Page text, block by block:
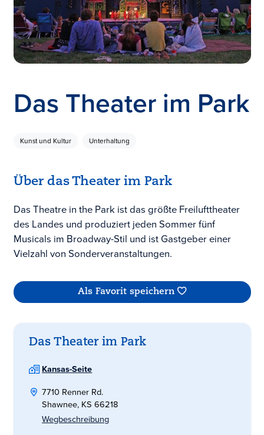
Das Theater im Park
Kunst und Kultur Unterhaltung
Über das Theater im Park
Das Theatre in the Park ist das größte Freilufttheater
des Landes und produziert jeden Sommer fünf
Musicals im Broadway-Stil und ist Gastgeber einer
Vielzahl von Sonderveranstaltungen.
Als Favorit speichern
Das Theater im Park
Kansas-Seite
7710 Renner Rd.
Shawnee, KS 66218
Wegbeschreibung